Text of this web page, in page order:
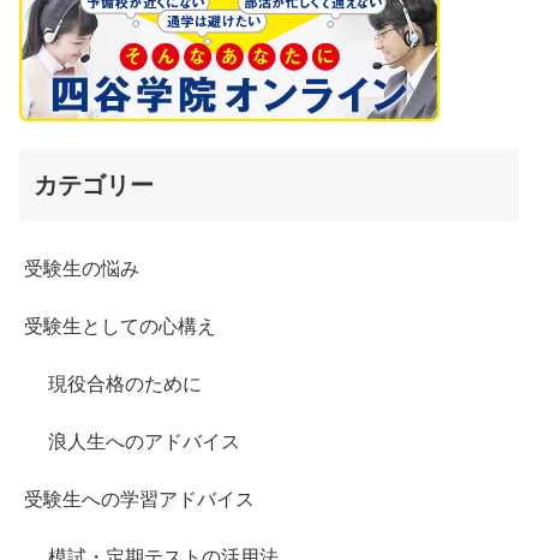
カテゴリー
受験生の悩み
受験生としての心構え
現役合格のために
浪人生へのアドバイス
受験生への学習アドバイス